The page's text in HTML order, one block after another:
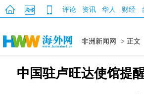
评论 资讯 华人 财经
非洲新闻网 > 正文
中国驻卢旺达使馆提